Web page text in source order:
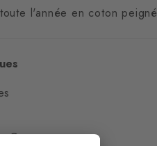
l'année en coton peigné
Opaque